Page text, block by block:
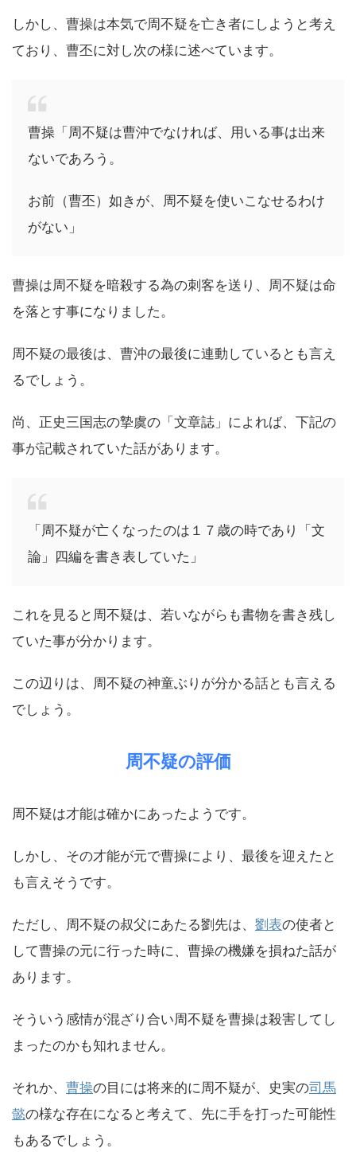
しかし、曹操は本気で周不疑を亡き者にしようと考え
ており、曹丕に対し次の様に述べています。
曹操「周不疑は曹沖でなければ、用いる事は出来
ないであろう。
お前（曹丕）如きが、周不疑を使いこなせるわけ
がない」
曹操は周不疑を暗殺する為の刺客を送り、周不疑は命
を落とす事になりました。
周不疑の最後は、曹沖の最後に連動しているとも言え
るでしょう。
尚、正史三国志の摯虞の「文章誌」によれば、下記の
事が記載されていた話があります。
「周不疑が亡くなったのは１７歳の時であり「文
論」四編を書き表していた」
これを見ると周不疑は、若いながらも書物を書き残し
ていた事が分かります。
この辺りは、周不疑の神童ぶりが分かる話とも言える
でしょう。
周不疑の評価
周不疑は才能は確かにあったようです。
しかし、その才能が元で曹操により、最後を迎えたと
も言えそうです。
ただし、周不疑の叔父にあたる劉先は、 劉表の使者と
して曹操の元に行った時に、曹操の機嫌を損ねた話が
あります。
そういう感情が混ざり合い周不疑を曹操は殺害してし
まったのかも知れません。
それか、 曹操の目には将来的に周不疑が、史実の司馬
懿の様な存在になると考えて、先に手を打った可能性
もあるでしょう。